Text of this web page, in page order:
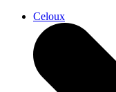
Celoux